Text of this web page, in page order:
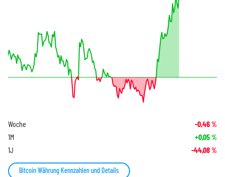
Woche -0,46%
1M +0,05%
1J -44,08%
Bitcoin Währung Kennzahlen und Details